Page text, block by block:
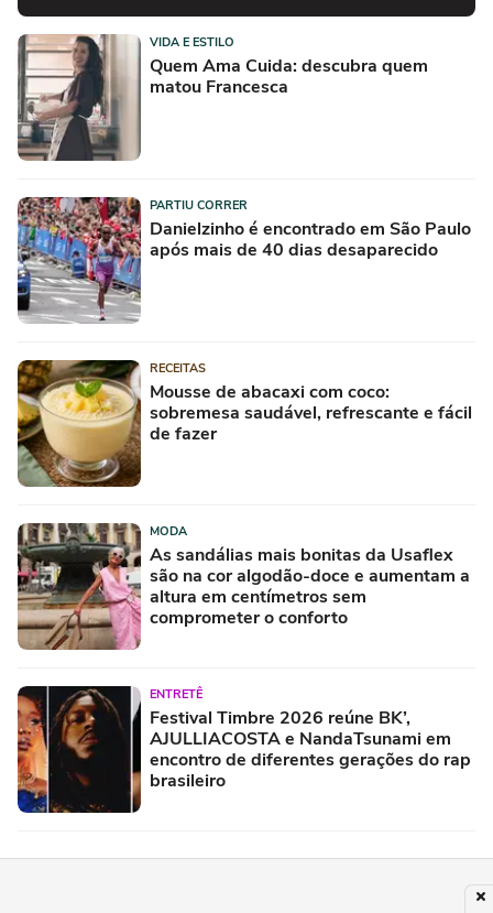
VIDA E ESTILO
Quem Ama Cuida: descubra quem
matou Francesca
PARTIU CORRER
Danielzinho é encontrado em São Paulo
após mais de 40 dias desaparecido
RECEITAS
Mousse de abacaxi com coco:
sobremesa saudável, refrescante e fácil
de fazer
MODA
As sandálias mais bonitas da Usaflex
são na cor algodão-doce e aumentam a
altura em centímetros sem
comprometer o conforto
ENTRETÊ
Festival Timbre 2026 reúne BK’,
AJULLIACOSTA e NandaTsunami em
encontro de diferentes gerações do rap
brasileiro